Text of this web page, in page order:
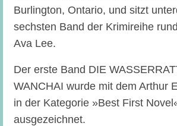
Burlington, Ontario, und sitzt
sechsten Band der Krimireihe
Ava Lee.
Der erste Band DIE
WANCHAI wurde mit dem Arthur
in der Kategorie »Best First
ausgezeichnet.